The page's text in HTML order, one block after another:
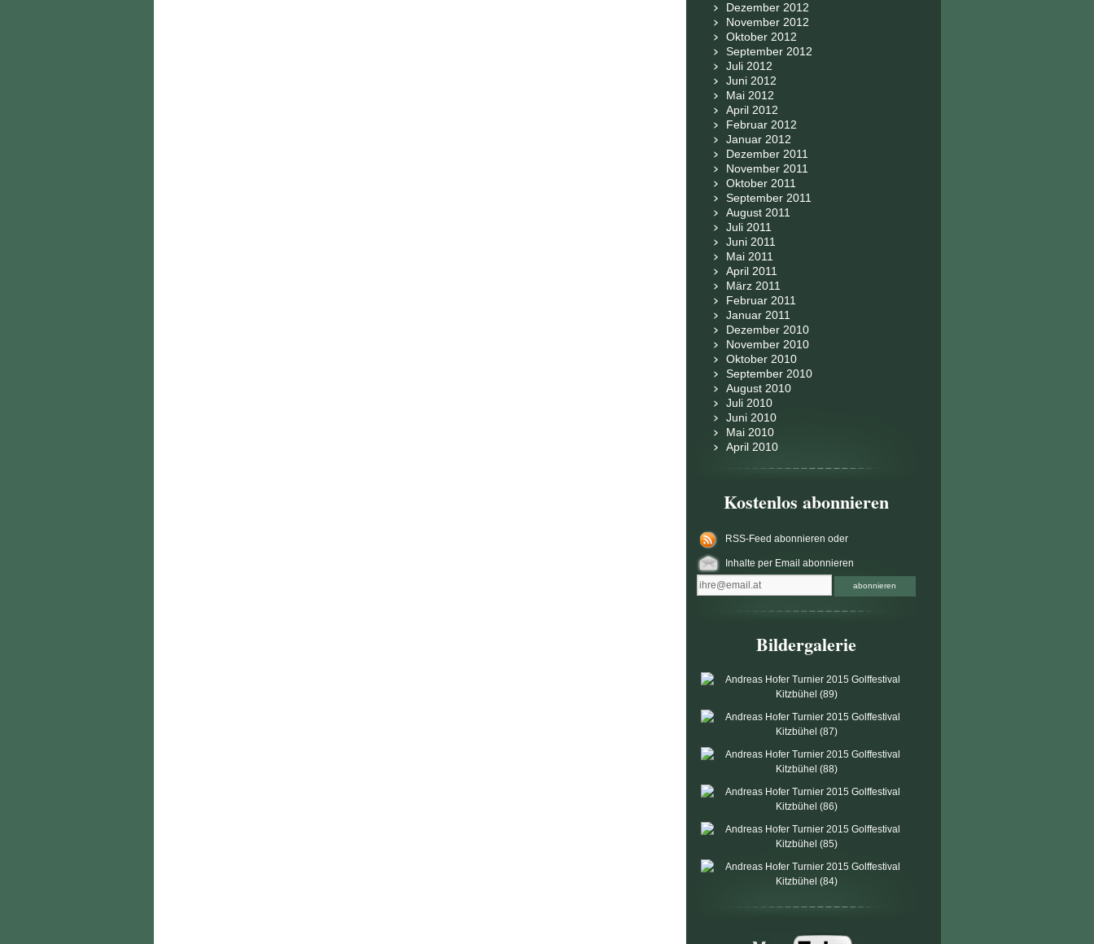
Dezember 2012
November 2012
Oktober 2012
September 2012
Juli 2012
Juni 2012
Mai 2012
April 2012
Februar 2012
Januar 2012
Dezember 2011
November 2011
Oktober 2011
September 2011
August 2011
Juli 2011
Juni 2011
Mai 2011
April 2011
März 2011
Februar 2011
Januar 2011
Dezember 2010
November 2010
Oktober 2010
September 2010
August 2010
Juli 2010
Juni 2010
Mai 2010
April 2010
Kostenlos abonnieren
RSS-Feed abonnieren oder
Inhalte per Email abonnieren
Bildergalerie